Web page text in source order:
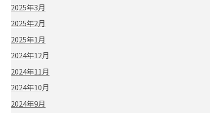
2025年3月
2025年2月
2025年1月
2024年12月
2024年11月
2024年10月
2024年9月